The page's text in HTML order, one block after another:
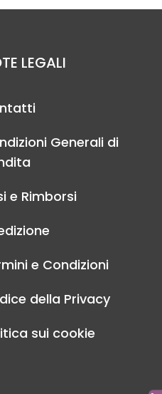
LEGALI
Generali di
e Rimborsi
e Condizioni
della Privacy
sui cookie